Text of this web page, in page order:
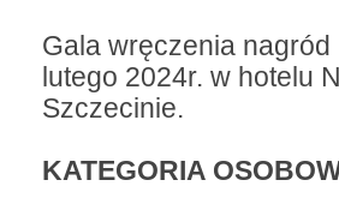
Gala wręczenia nagród
lutego 2024r. w hotelu
Szczecinie.
KATEGORIA